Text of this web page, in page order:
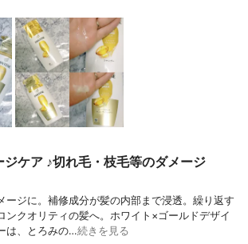
ジケア ♪切れ毛・枝毛等のダメージ
ージに。補修成分が髪の内部まで浸透。繰り返す
ンクオリティの髪へ。ホワイト×ゴールドデザイ
は、とろみの…続きを見る